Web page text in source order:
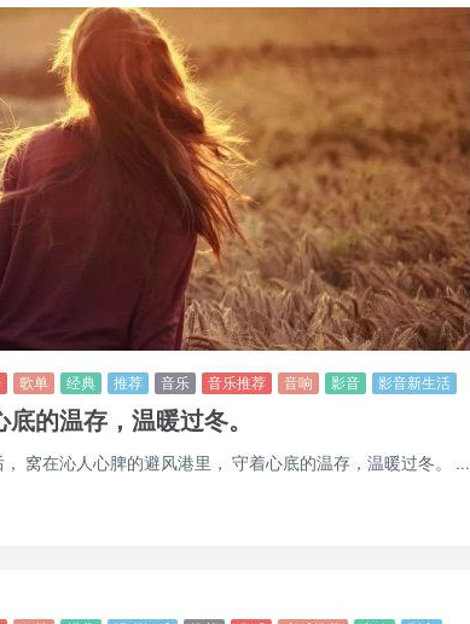
歌单 经典 推荐 音乐 音乐推荐 音响 影音 影音新生活
的温存，温暖过冬。
窝在沁人心脾的避风港里， 守着心底的温存，温暖过冬。 ...